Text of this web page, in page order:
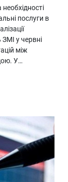
послуги в
у червні
між
У…